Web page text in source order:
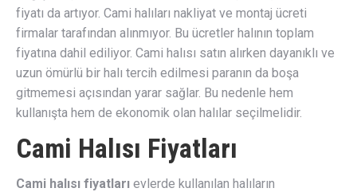
fiyatı da artıyor. Cami halıları nakliyat ve montaj ücreti
firmalar tarafından alınmıyor. Bu ücretler halının toplam
fiyatına dahil ediliyor. Cami halısı satın alırken dayanıklı ve
uzun ömürlü bir halı tercih edilmesi paranın da boşa
gitmemesi açısından yarar sağlar. Bu nedenle hem
kullanışta hem de ekonomik olan halılar seçilmelidir.
Cami Halısı Fiyatları
Cami halısı fiyatları evlerde kullanılan halıların